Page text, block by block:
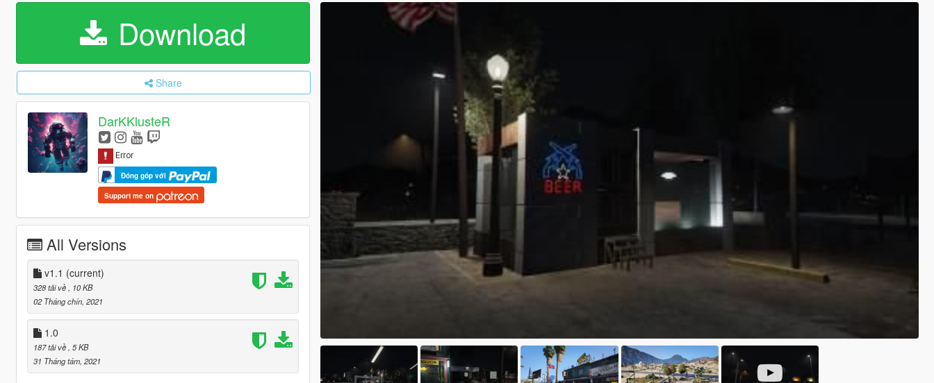
Download
Share
DarKKlusteR
Đóng góp với
Support me on
All Versions
v1.1 (current)
328 tải về, 10 KB
02 Tháng chín, 2021
1.0
187 tải về, 5 KB
31 Tháng tám, 2021